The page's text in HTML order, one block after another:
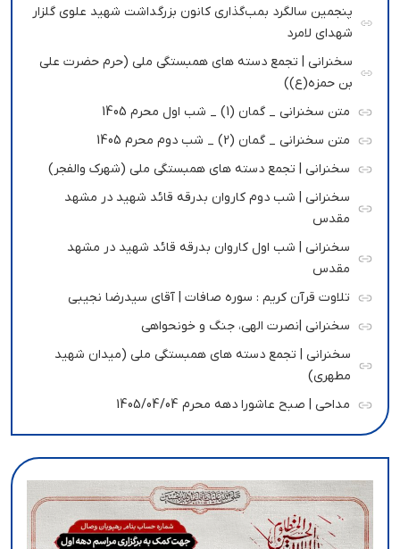
پنجمین سالگرد بمب‌گذاری کانون بزرگداشت شهید علوی گلزار
شهدای لامرد
سخنرانی | تجمع دسته های همبستگی ملی (حرم حضرت علی
بن حمزه(ع))
متن سخنرانی _ گمان (1) _ شب اول محرم 1405
متن سخنرانی _ گمان (2) _ شب دوم محرم 1405
سخنرانی | تجمع دسته های همبستگی ملی (شهرک والفجر)
سخنرانی | شب دوم کاروان بدرقه قائد شهید در مشهد
مقدس
سخنرانی | شب اول کاروان بدرقه قائد شهید در مشهد
مقدس
تلاوت قرآن کریم : سوره صافات | آقای سیدرضا نجیبی
سخنرانی |نصرت الهی، جنگ و خونحواهی
سخنرانی | تجمع دسته های همبستگی ملی (میدان شهید
مطهری)
مداحی | صبح عاشورا دهه محرم 1405/04/04